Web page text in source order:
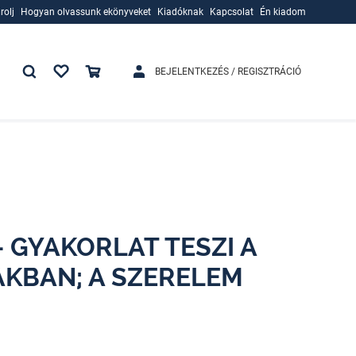
Hogyan olvassunk ekönyveket
Kiadóknak
Kapcsolat Én kiadom
BEJELENTKEZÉS / REGISZTRÁCIÓ
TESZI A
A SZERELEM